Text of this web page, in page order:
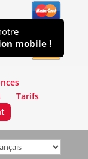
mobile !
Tarifs